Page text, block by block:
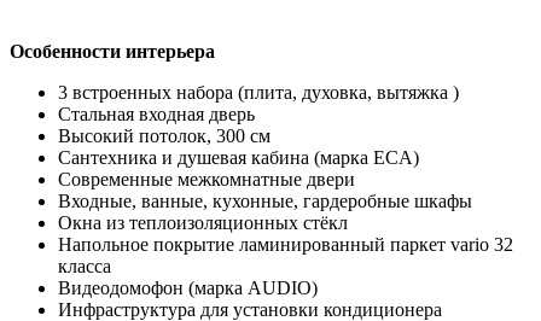
Особенности интерьера
3 встроенных набора (плита, духовка, вытяжка )
Стальная входная дверь
Высокий потолок, 300 см
Сантехника и душевая кабина (марка ECA)
Современные межкомнатные двери
Входные, ванные, кухонные, гардеробные шкафы
Окна из теплоизоляционных стёкл
Напольное покрытие ламинированный паркет vario 32
класса
Видеодомофон (марка AUDIO)
Инфраструктура для установки кондиционера